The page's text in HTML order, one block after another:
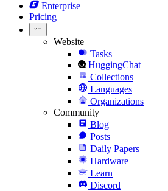
Enterprise
Pricing
Website
Tasks
HuggingChat
Collections
Languages
Organizations
Community
Blog
Posts
Daily Papers
Hardware
Learn
Discord